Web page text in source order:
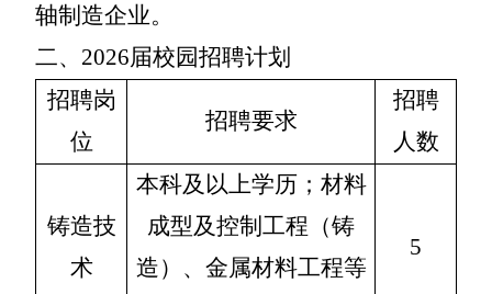
轴制造企业。
二、 2026届校园招聘计划
招聘岗
位
招聘要求
招聘
人数
铸造技
术
本科及以上学历；材料
成型及控制工程（铸
造）、金属材料工程等
5